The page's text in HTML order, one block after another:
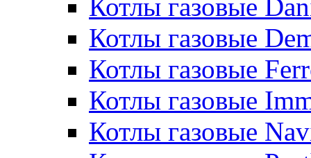
Котлы газовые
Котлы газовые
Котлы газовые
Котлы газовые
Котлы газовые